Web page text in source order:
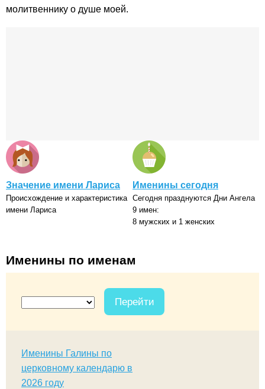
молитвеннику о душе моей.
Значение имени Лариса
Происхождение и характеристика
имени Лариса
Именины сегодня
Сегодня празднуются Дни Ангела
9 имен:
8 мужских и 1 женских
Именины по именам
Перейти
Именины Галины по
церковному календарю в
2026 году